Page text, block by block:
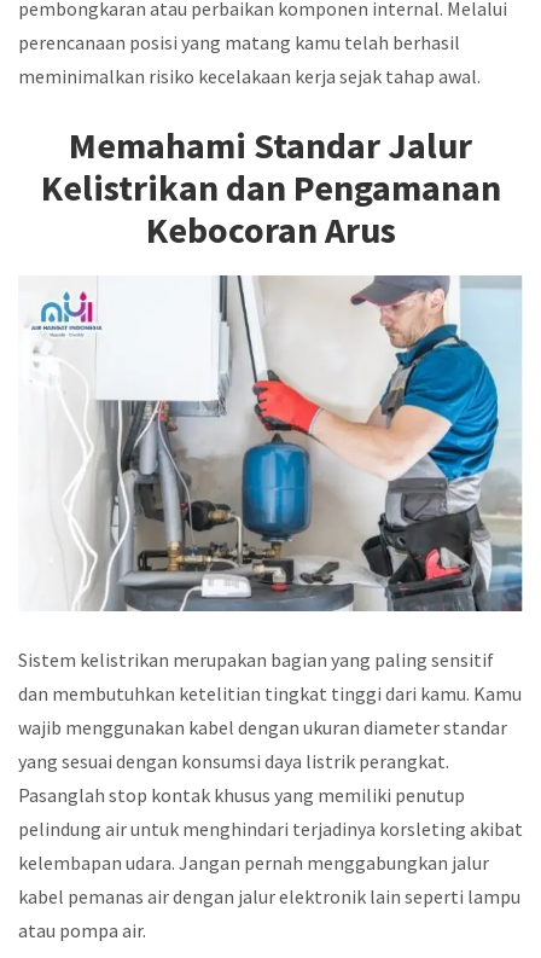
pembongkaran atau perbaikan komponen internal. Melalui
perencanaan posisi yang matang kamu telah berhasil
meminimalkan risiko kecelakaan kerja sejak tahap awal.
Memahami Standar Jalur
Kelistrikan dan Pengamanan
Kebocoran Arus
Sistem kelistrikan merupakan bagian yang paling sensitif
dan membutuhkan ketelitian tingkat tinggi dari kamu. Kamu
wajib menggunakan kabel dengan ukuran diameter standar
yang sesuai dengan konsumsi daya listrik perangkat.
Pasanglah stop kontak khusus yang memiliki penutup
pelindung air untuk menghindari terjadinya korsleting akibat
kelembapan udara. Jangan pernah menggabungkan jalur
kabel pemanas air dengan jalur elektronik lain seperti lampu
atau pompa air.